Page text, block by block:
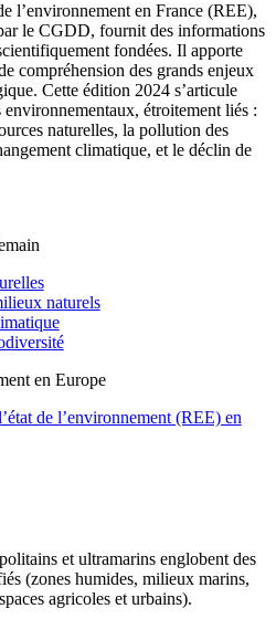
l’environnement en France (REE),
le CGDD, fournit des informations
fondées. Il apporte
compréhension des grands enjeux
Cette édition 2024 s’articule
étroitement liés :
naturelles, la pollution des
climatique, et le déclin de
naturels
en Europe
de l’environnement (REE) en
et ultramarins englobent des
(zones humides, milieux marins,
agricoles et urbains).